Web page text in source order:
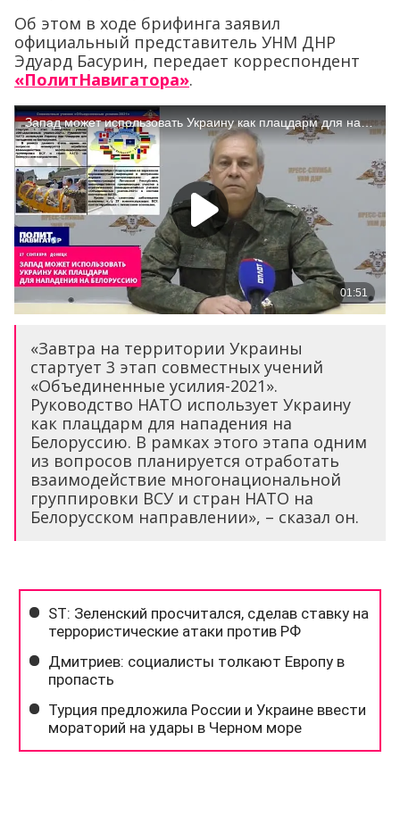
Об этом в ходе брифинга заявил
официальный представитель УНМ ДНР
Эдуард Басурин, передает корреспондент
«ПолитНавигатора».
«Завтра на территории Украины
стартует 3 этап совместных учений
«Объединенные усилия-2021».
Руководство НАТО использует Украину
как плацдарм для нападения на
Белоруссию. В рамках этого этапа одним
из вопросов планируется отработать
взаимодействие многонациональной
группировки ВСУ и стран НАТО на
Белорусском направлении», – сказал он.